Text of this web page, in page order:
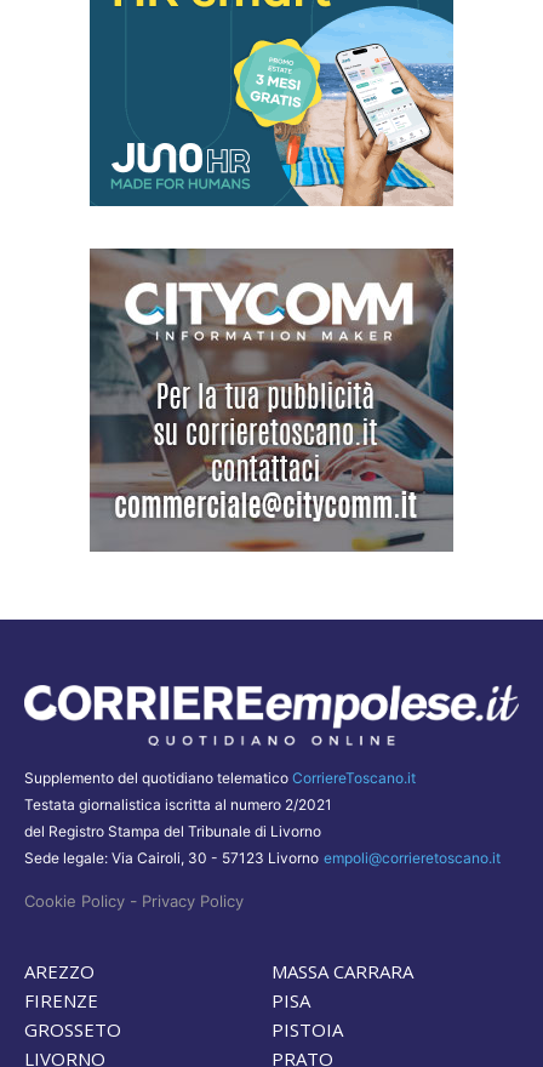
Supplemento del quotidiano telematico CorriereToscano.it
Testata giornalistica iscritta al numero 2/2021
del Registro Stampa del Tribunale di Livorno
Sede legale: Via Cairoli, 30 - 57123 Livorno empoli@corrieretoscano.it
Cookie Policy - Privacy Policy
AREZZO
FIRENZE
GROSSETO
LIVORNO
MASSA CARRARA
PISA
PISTOIA
PRATO